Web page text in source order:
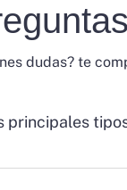
dudas? te
principales